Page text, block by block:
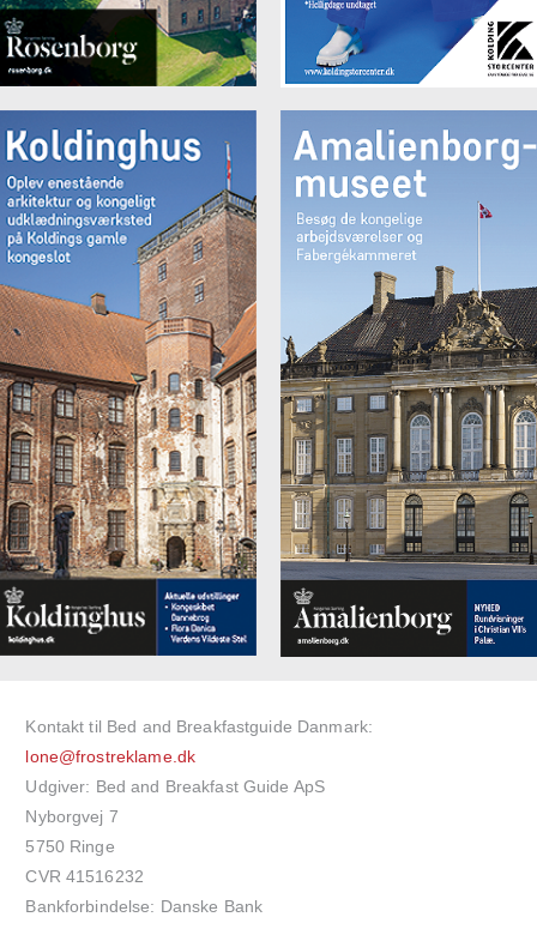
Kontakt til Bed and Breakfastguide Danmark:
lone@frostreklame.dk
Udgiver: Bed and Breakfast Guide ApS
Nyborgvej 7
5750 Ringe
CVR 41516232
Bankforbindelse: Danske Bank